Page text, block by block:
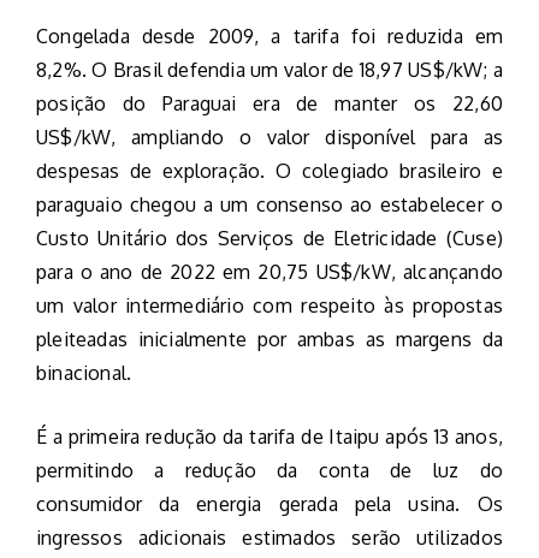
Congelada desde 2009, a tarifa foi reduzida em
8,2%. O Brasil defendia um valor de 18,97 US$/kW; a
posição do Paraguai era de manter os 22,60
US$/kW, ampliando o valor disponível para as
despesas de exploração. O colegiado brasileiro e
paraguaio chegou a um consenso ao estabelecer o
Custo Unitário dos Serviços de Eletricidade (Cuse)
para o ano de 2022 em 20,75 US$/kW, alcançando
um valor intermediário com respeito às propostas
pleiteadas inicialmente por ambas as margens da
binacional.
É a primeira redução da tarifa de Itaipu após 13 anos,
permitindo a redução da conta de luz do
consumidor da energia gerada pela usina. Os
ingressos adicionais estimados serão utilizados